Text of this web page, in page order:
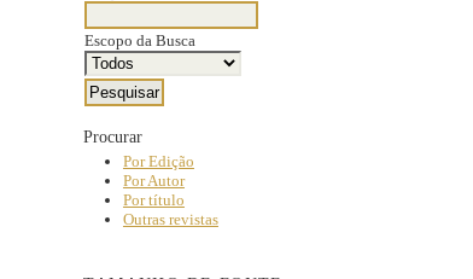
Escopo da Busca
Procurar
Por Edição
Por Autor
Por título
Outras revistas